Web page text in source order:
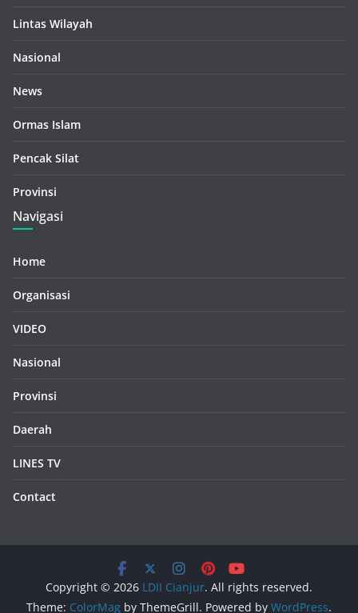
Lintas Wilayah
Nasional
News
Ormas Islam
Pencak Silat
Provinsi
Navigasi
Home
Organisasi
VIDEO
Nasional
Provinsi
Daerah
LINES TV
Contact
Copyright © 2026 LDII Cianjur. All rights reserved.
Theme: ColorMag by ThemeGrill. Powered by WordPress.